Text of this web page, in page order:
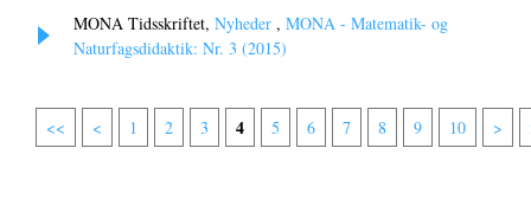
MONA Tidsskriftet, Nyheder , MONA - Matematik- og
Naturfagsdidaktik: Nr. 3 (2015)
<< < 1 2 3 4 5 6 7 8 9 10 >